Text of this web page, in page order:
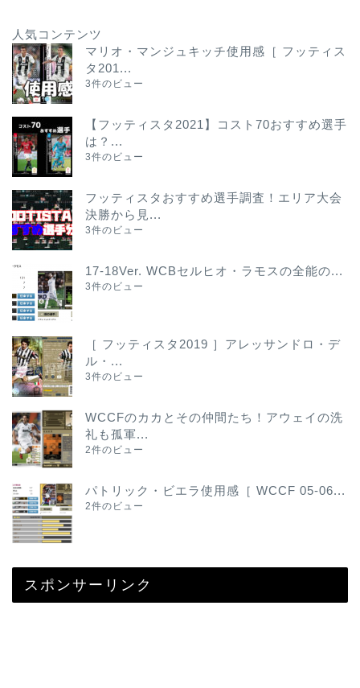
人気コンテンツ
マリオ・マンジュキッチ使用感［ フッティス
タ201...
3件のビュー
【フッティスタ2021】コスト70おすすめ選手
は？...
3件のビュー
フッティスタおすすめ選手調査！エリア大会
決勝から見...
3件のビュー
17-18Ver. WCBセルヒオ・ラモスの全能の...
3件のビュー
［ フッティスタ2019 ］アレッサンドロ・デ
ル・...
3件のビュー
WCCFのカカとその仲間たち！アウェイの洗
礼も孤軍...
2件のビュー
パトリック・ビエラ使用感［ WCCF 05-06...
2件のビュー
スポンサーリンク